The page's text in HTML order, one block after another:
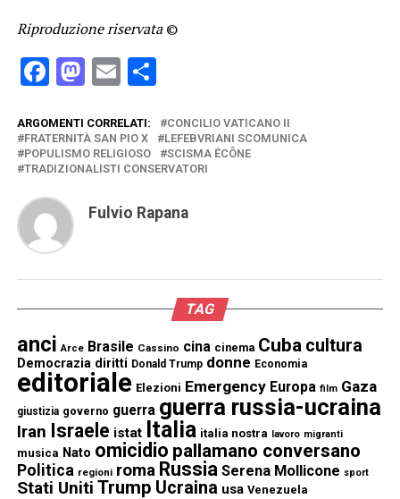
Riproduzione riservata©
Facebook
Mastodon
EmailCondividi
ARGOMENTI CORRELATI:
CONCILIO VATICANO II
FRATERNITÀ SAN PIO X
LEFEBVRIANI SCOMUNICA
POPULISMO RELIGIOSO
SCISMA ÉCÔNE
TRADIZIONALISTI CONSERVATORI
Fulvio Rapana
TAG
anci Arce Brasile Cassino cina cinema Cuba cultura
Democrazia diritti Donald Trump donne Economia
editoriale Elezioni Emergency Europa film Gaza
giustizia governo guerra guerra russia-ucraina
Iran Israele istat Italia italia nostra lavoro migranti
musica Nato omicidio pallamano conversano
Politica regioni roma Russia Serena Mollicone sport
Stati Uniti Trump Ucraina usa Venezuela